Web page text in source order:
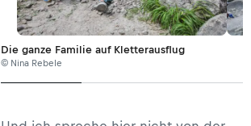
Die ganze Familie auf Kletterausflug
© Nina Rebele